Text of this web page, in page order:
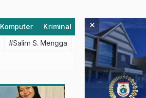
Komputer Kriminal Lifestyle
#Salim S. Mengga #featured #Polda
×